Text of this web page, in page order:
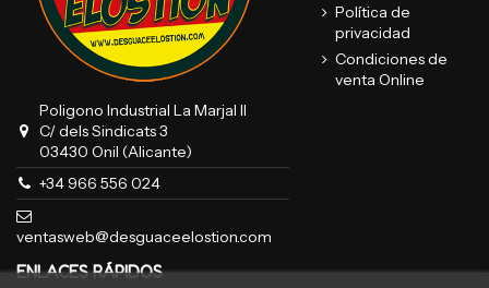
Poligono Industrial La Marjal II
C/ dels Sindicats 3
03430 Onil (Alicante)
+34 966 556 024
ventasweb@desguaceelostion.com
Política de
privacidad
Condiciones de
venta Online
ENLACES RÁPIDOS